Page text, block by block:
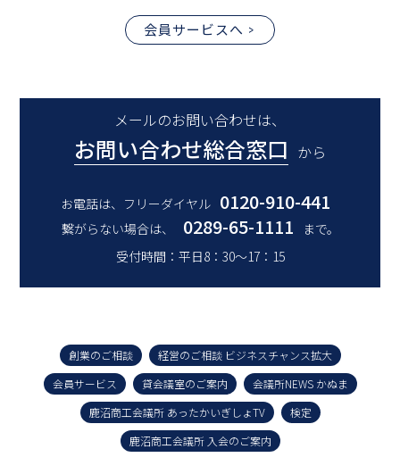
会員サービスへ
メールのお問い合わせは、
お問い合わせ総合窓口 から
お電話は、フリーダイヤル 0120-910-441
繋がらない場合は、 0289-65-1111
まで。
受付時間：平日8：30～17：15
創業のご相談
経営のご相談 ビジネスチャンス拡大
会員サービス
貸会議室のご案内
会議所NEWS かぬま
鹿沼商工会議所 あったかいぎしょTV
検定
鹿沼商工会議所 入会のご案内